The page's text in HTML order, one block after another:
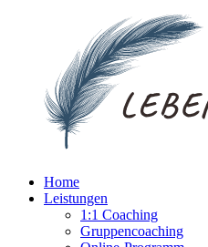
Home
Leistungen
1:1 Coaching
Gruppencoaching